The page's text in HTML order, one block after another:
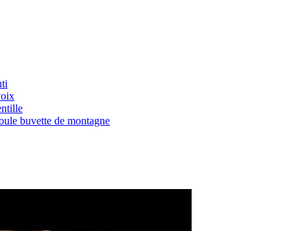
buvette de montagne